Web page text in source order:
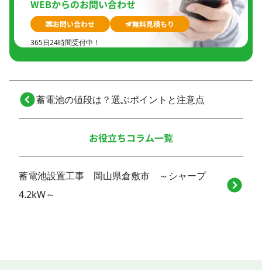
WEBからのお問い合わせ
お問い合わせ
無料見積もり
365日24時間受付中！
蓄電池の値段は？選ぶポイントと注意点
お役立ちコラム一覧
蓄電池設置工事 岡山県倉敷市 ～シャープ
4.2kW～